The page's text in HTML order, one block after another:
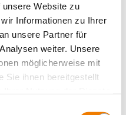
Website zu
Informationen zu Ihrer
unsere Partner für
weiter. Unsere
möglicherweise mit
Sie ihnen bereitgestellt
250 A